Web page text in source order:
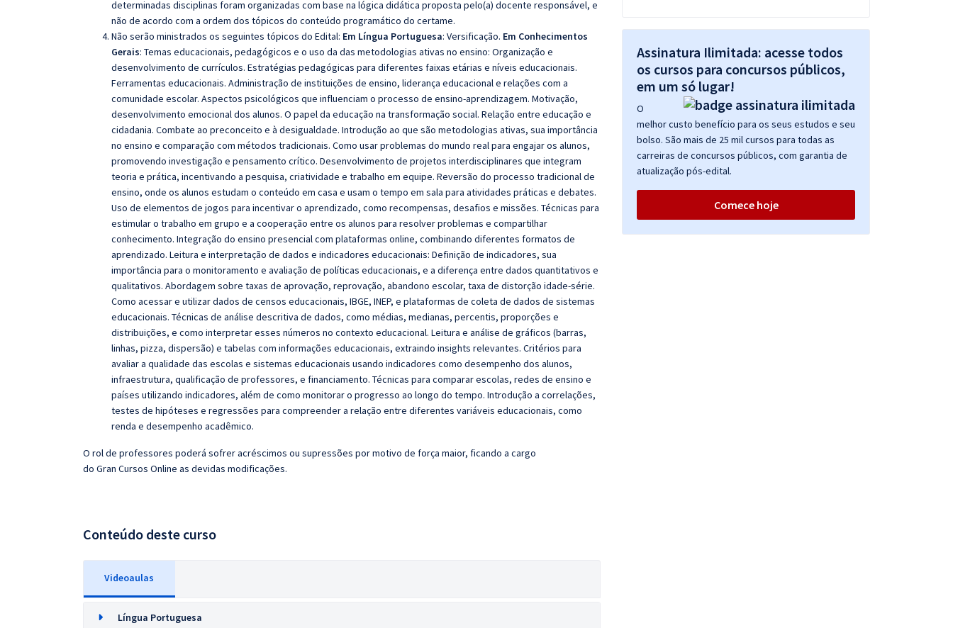
determinadas disciplinas foram organizadas com base na lógica didática proposta pelo(a) docente responsável, e
não de acordo com a ordem dos tópicos do conteúdo programático do certame.
Não serão ministrados os seguintes tópicos do Edital: Em Língua Portuguesa: Versificação. Em Conhecimentos
Gerais: Temas educacionais, pedagógicos e o uso da das metodologias ativas no ensino: Organização e
desenvolvimento de currículos. Estratégias pedagógicas para diferentes faixas etárias e níveis educacionais.
Ferramentas educacionais. Administração de instituições de ensino, liderança educacional e relações com a
comunidade escolar. Aspectos psicológicos que influenciam o processo de ensino-aprendizagem. Motivação,
desenvolvimento emocional dos alunos. O papel da educação na transformação social. Relação entre educação e
cidadania. Combate ao preconceito e à desigualdade. Introdução ao que são metodologias ativas, sua importância
no ensino e comparação com métodos tradicionais. Como usar problemas do mundo real para engajar os alunos,
promovendo investigação e pensamento crítico. Desenvolvimento de projetos interdisciplinares que integram
teoria e prática, incentivando a pesquisa, criatividade e trabalho em equipe. Reversão do processo tradicional de
ensino, onde os alunos estudam o conteúdo em casa e usam o tempo em sala para atividades práticas e debates.
Uso de elementos de jogos para incentivar o aprendizado, como recompensas, desafios e missões. Técnicas para
estimular o trabalho em grupo e a cooperação entre os alunos para resolver problemas e compartilhar
conhecimento. Integração do ensino presencial com plataformas online, combinando diferentes formatos de
aprendizado. Leitura e interpretação de dados e indicadores educacionais: Definição de indicadores, sua
importância para o monitoramento e avaliação de políticas educacionais, e a diferença entre dados quantitativos e
qualitativos. Abordagem sobre taxas de aprovação, reprovação, abandono escolar, taxa de distorção idade-série.
Como acessar e utilizar dados de censos educacionais, IBGE, INEP, e plataformas de coleta de dados de sistemas
educacionais. Técnicas de análise descritiva de dados, como médias, medianas, percentis, proporções e
distribuições, e como interpretar esses números no contexto educacional. Leitura e análise de gráficos (barras,
linhas, pizza, dispersão) e tabelas com informações educacionais, extraindo insights relevantes. Critérios para
avaliar a qualidade das escolas e sistemas educacionais usando indicadores como desempenho dos alunos,
infraestrutura, qualificação de professores, e financiamento. Técnicas para comparar escolas, redes de ensino e
países utilizando indicadores, além de como monitorar o progresso ao longo do tempo. Introdução a correlações,
testes de hipóteses e regressões para compreender a relação entre diferentes variáveis educacionais, como
renda e desempenho acadêmico.
O rol de professores poderá sofrer acréscimos ou supressões por motivo de força maior, ficando a cargo
do Gran Cursos Online as devidas modificações.
Conteúdo deste curso
Videoaulas
Língua Portuguesa
Assinatura Ilimitada: acesse todos
os cursos para concursos públicos,
em um só lugar!
O
melhor custo benefício para os seus estudos e seu
bolso. São mais de 25 mil cursos para todas as
carreiras de concursos públicos, com garantia de
atualização pós-edital.
Comece hoje